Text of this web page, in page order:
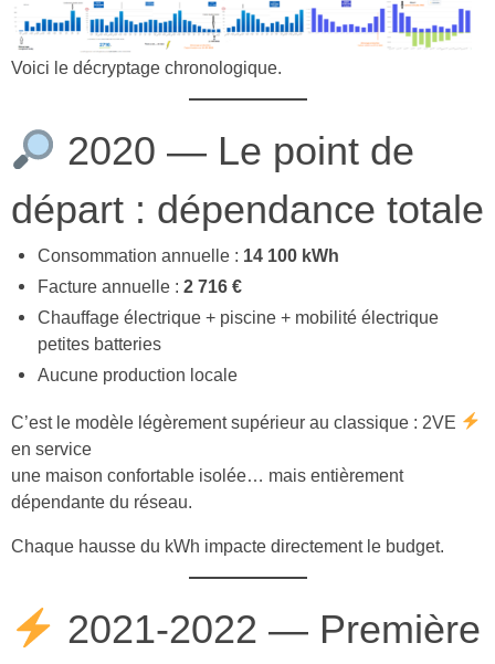
Voici le décryptage chronologique.
2020 — Le point de
départ : dépendance totale
Consommation annuelle : 14 100 kWh
Facture annuelle :2 716 €
Chauffage électrique + piscine + mobilité électrique
petites batteries
Aucune production locale
C’est le modèle légèrement supérieur au classique : 2VE
en service
une maison confortable isolée… mais entièrement
dépendante du réseau.
Chaque hausse du kWh impacte directement le budget.
2021-2022 — Première